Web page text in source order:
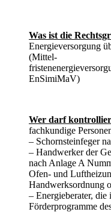
Was ist die
Energieversorgung
(Mittel-
EnSimiMaV)
Wer darf
fachkundige
– Schornsteinfeger
– Handwerker der
nach Anlage A
Ofen- und
Handwerksordnung
– Energieberater,
Förderprogramme